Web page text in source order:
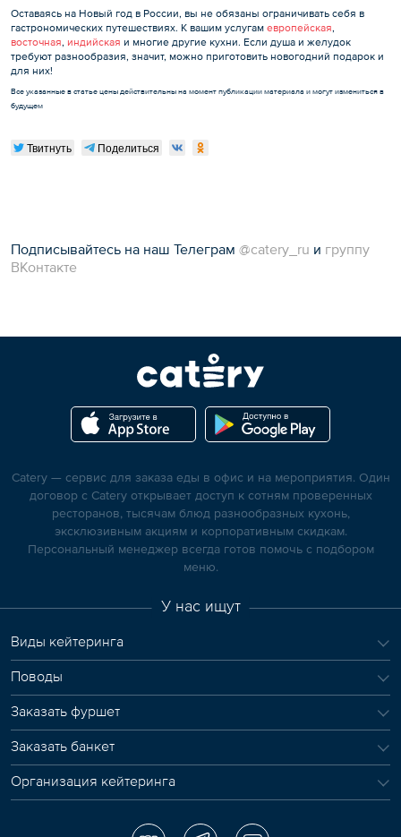
Оставаясь на Новый год в России, вы не обязаны ограничивать себя в
гастрономических путешествиях. К вашим услугам европейская,
восточная, индийская и многие другие кухни. Если душа и желудок
требуют разнообразия, значит, можно приготовить новогодний подарок и
для них!
Все указанные в статье цены действительны на момент публикации материала и могут измениться в
будущем
Твитнуть Поделиться
Подписывайтесь на наш Телеграм @catery_ru и группу
ВКонтакте
Catery — сервис для заказа еды в офис и на мероприятия. Один
договор с Catery открывает доступ к сотням проверенных
ресторанов, тысячам блюд разнообразных кухонь,
эксклюзивным акциям и корпоративным скидкам.
Персональный менеджер всегда готов помочь с подбором
меню.
У нас ищут
Виды кейтеринга
Поводы
Заказать фуршет
Заказать банкет
Организация кейтеринга